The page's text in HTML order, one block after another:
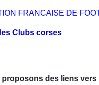
FRANCAISE DE
Clubs corses
proposons des liens vers